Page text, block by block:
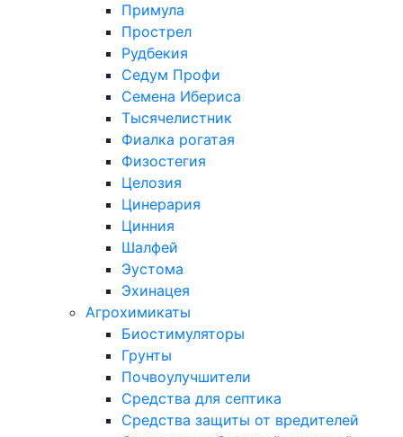
Примула
Прострел
Рудбекия
Седум Профи
Семена Ибериса
Тысячелистник
Фиалка рогатая
Физостегия
Целозия
Цинерария
Цинния
Шалфей
Эустома
Эхинацея
Агрохимикаты
Биостимуляторы
Грунты
Почвоулучшители
Средства для септика
Средства защиты от вредителей